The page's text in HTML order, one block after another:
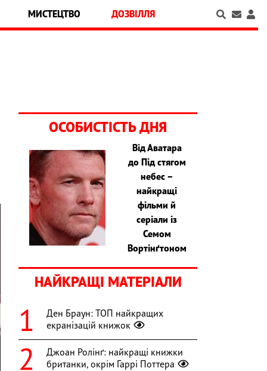
МИСТЕЦТВО ДОЗВІЛЛЯ
ОСОБИСТІСТЬ ДНЯ
Від Аватара
до Під стягом
небес –
найкращі
фільми й
серіали із
Семом
Вортінґтоном
НАЙКРАЩІ МАТЕРІАЛИ
Ден Браун: ТОП найкращих
екранізацій книжок
Джоан Ролінґ: найкращі книжки
британки, окрім Гаррі Поттера